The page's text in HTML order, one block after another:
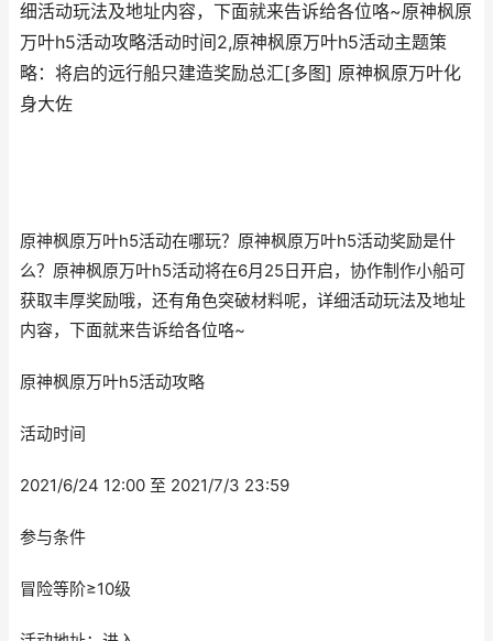
细活动玩法及地址内容，下面就来告诉给各位咯~原神枫原
万叶h5活动攻略活动时间2,原神枫原万叶h5活动主题策
略：将启的远行船只建造奖励总汇[多图] 原神枫原万叶化
身大佐
原神枫原万叶h5活动在哪玩？原神枫原万叶h5活动奖励是什
么？原神枫原万叶h5活动将在6月25日开启，协作制作小船可
获取丰厚奖励哦，还有角色突破材料呢，详细活动玩法及地址
内容，下面就来告诉给各位咯~
原神枫原万叶h5活动攻略
活动时间
2021/6/24 12:00 至 2021/7/3 23:59
参与条件
冒险等阶≥10级